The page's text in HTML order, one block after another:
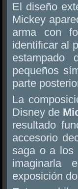
El diseño
Mickey
arma con
identificar al
estampado
pequeños
parte
La
Disney de
resultado
accesorio
saga o a los
imaginarla
exposición